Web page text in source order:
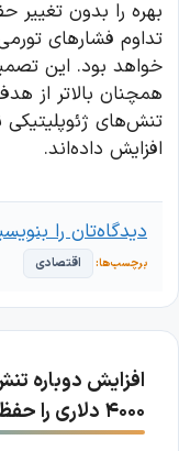
بهره را بدون تغییر
تداوم فشارهای
خواهد بود. این
تنش‌های ژئوپلیتیکی
افزایش داده‌اند.
اقتصادی
دیدگاه‌تان را
افزایش دوباره
۴۰۰۰ دلاری را حفظ می‌کند؟